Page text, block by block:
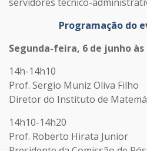
Programação do
Segunda-feira, 6 de junho às
14h-14h10
Prof. Sergio Muniz Oliva Filho
Diretor do Instituto de
14h10-14h20
Prof. Roberto Hirata Junior